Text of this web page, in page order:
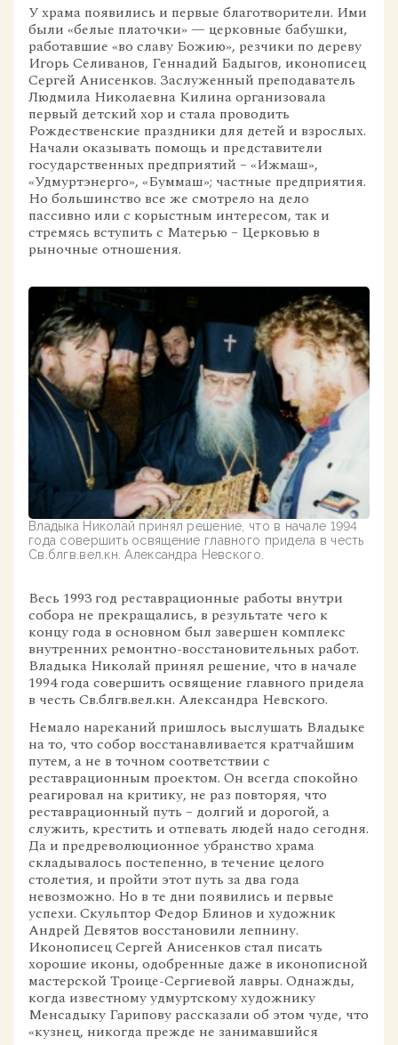
У храма появились и первые благотворители. Ими
были «белые платочки» — церковные бабушки,
работавшие «во славу Божию», резчики по дереву
Игорь Селиванов, Геннадий Бадыгов, иконописец
Сергей Анисенков. Заслуженный преподаватель
Людмила Николаевна Килина организовала
первый детский хор и стала проводить
Рождественские праздники для детей и взрослых.
Начали оказывать помощь и представители
государственных предприятий – «Ижмаш»,
«Удмуртэнерго», «Буммаш»; частные предприятия.
Но большинство все же смотрело на дело
пассивно или с корыстным интересом, так и
стремясь вступить с Матерью – Церковью в
рыночные отношения.
Владыка Николай принял решение, что в начале 1994
года совершить освящение главного придела в честь
Св.блгв.вел.кн. Александра Невского.
Весь 1993 год реставрационные работы внутри
собора не прекращались, в результате чего к
концу года в основном был завершен комплекс
внутренних ремонтно-восстановительных работ.
Владыка Николай принял решение, что в начале
1994 года совершить освящение главного придела
в честь Св.блгв.вел.кн. Александра Невского.
Немало нареканий пришлось выслушать Владыке
на то, что собор восстанавливается кратчайшим
путем, а не в точном соответствии с
реставрационным проектом. Он всегда спокойно
реагировал на критику, не раз повторяя, что
реставрационный путь – долгий и дорогой, а
служить, крестить и отпевать людей надо сегодня.
Да и предреволюционное убранство храма
складывалось постепенно, в течение целого
столетия, и пройти этот путь за два года
невозможно. Но в те дни появились и первые
успехи. Скульптор Федор Блинов и художник
Андрей Девятов восстановили лепнину.
Иконописец Сергей Анисенков стал писать
хорошие иконы, одобренные даже в иконописной
мастерской Троице-Сергиевой лавры. Однажды,
когда известному удмуртскому художнику
Менсадыку Гарипову рассказали об этом чуде, что
«кузнец, никогда прежде не занимавшийся